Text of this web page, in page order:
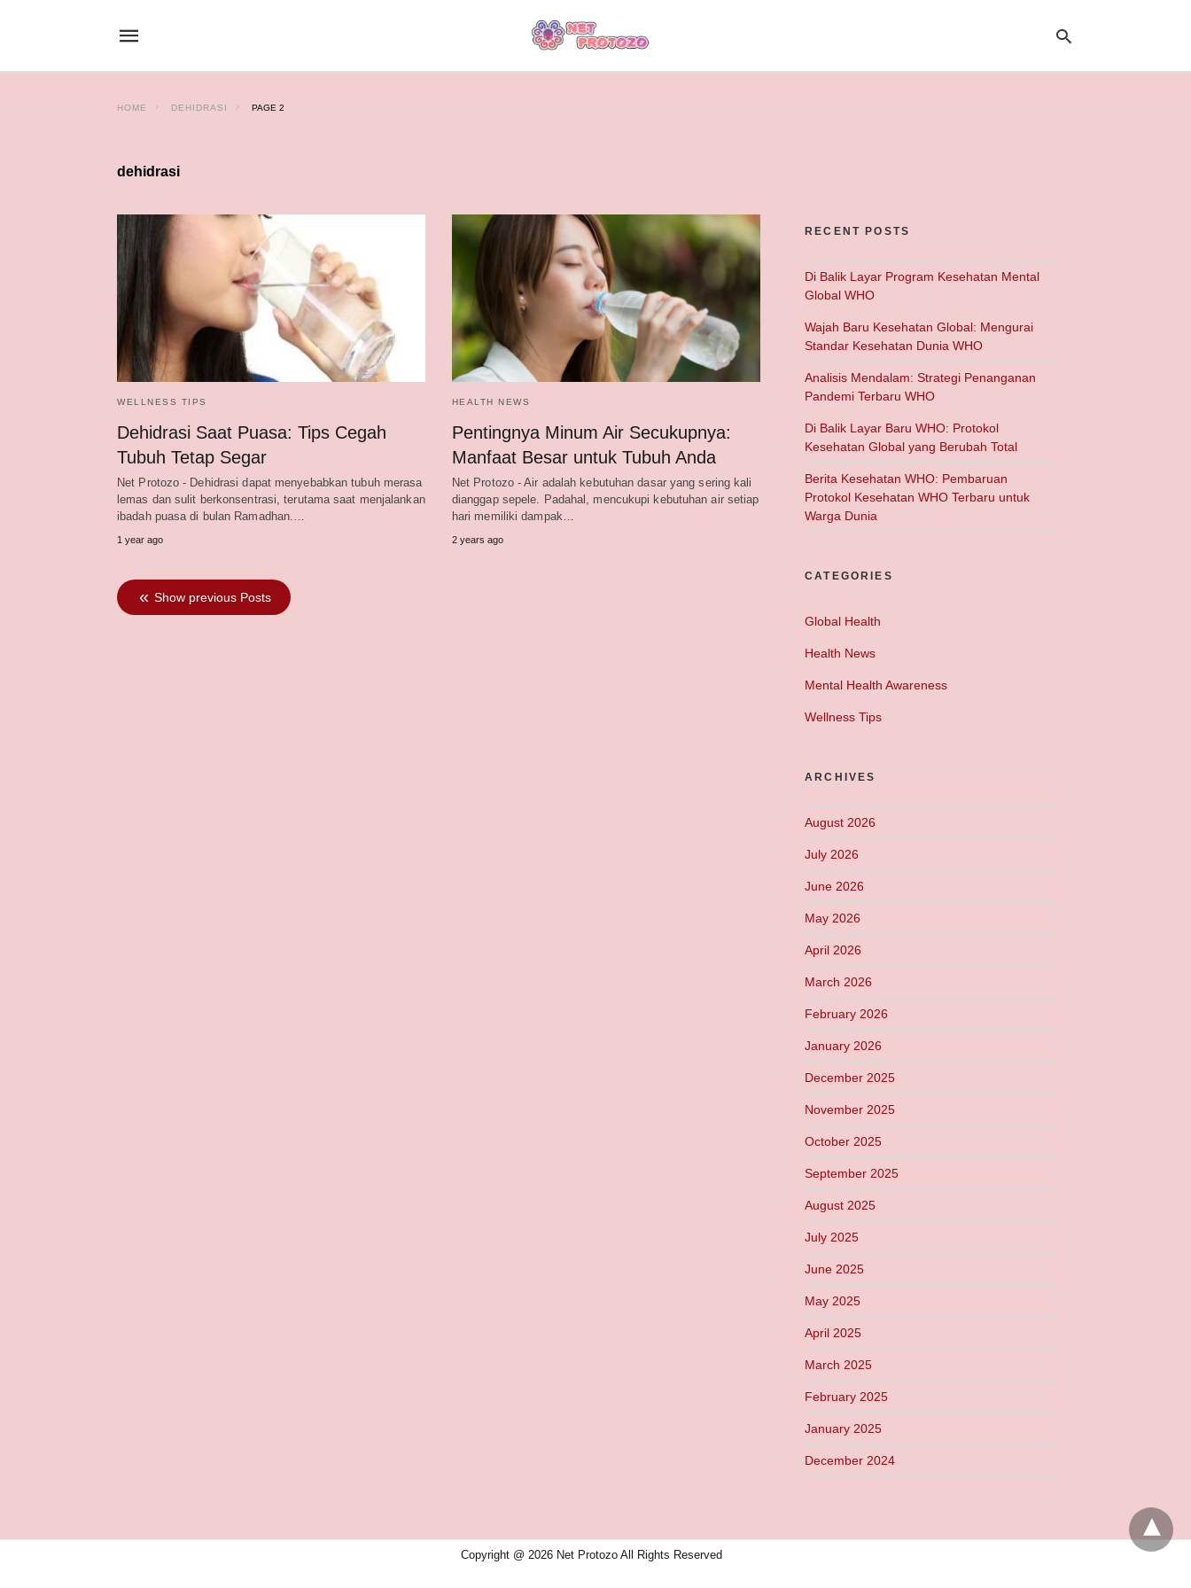
HOME DEHIDRASI PAGE 2
dehidrasi
WELLNESS TIPS
Dehidrasi Saat Puasa: Tips Cegah
Tubuh Tetap Segar
Net Protozo - Dehidrasi dapat menyebabkan tubuh merasa
lemas dan sulit berkonsentrasi, terutama saat menjalankan
ibadah puasa di bulan Ramadhan.…
1 year ago
HEALTH NEWS
Pentingnya Minum Air Secukupnya:
Manfaat Besar untuk Tubuh Anda
Net Protozo - Air adalah kebutuhan dasar yang sering kali
dianggap sepele. Padahal, mencukupi kebutuhan air setiap
hari memiliki dampak…
2 years ago
Show previous Posts
RECENT POSTS
Di Balik Layar Program Kesehatan Mental
Global WHO
Wajah Baru Kesehatan Global: Mengurai
Standar Kesehatan Dunia WHO
Analisis Mendalam: Strategi Penanganan
Pandemi Terbaru WHO
Di Balik Layar Baru WHO: Protokol
Kesehatan Global yang Berubah Total
Berita Kesehatan WHO: Pembaruan
Protokol Kesehatan WHO Terbaru untuk
Warga Dunia
CATEGORIES
Global Health
Health News
Mental Health Awareness
Wellness Tips
ARCHIVES
August 2026
July 2026
June 2026
May 2026
April 2026
March 2026
February 2026
January 2026
December 2025
November 2025
October 2025
September 2025
August 2025
July 2025
June 2025
May 2025
April 2025
March 2025
February 2025
January 2025
December 2024
Copyright @ 2026 Net Protozo All Rights Reserved